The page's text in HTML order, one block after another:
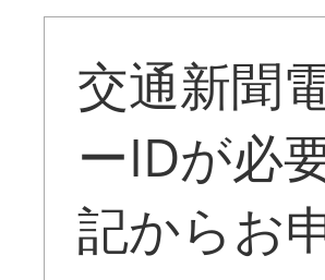
交通新聞
ーIDが必
記からお